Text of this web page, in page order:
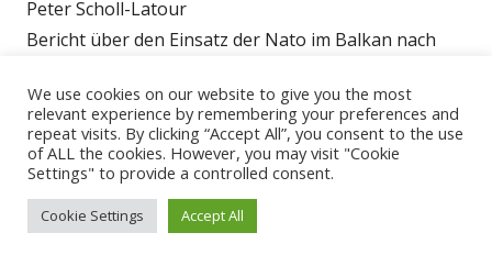
Peter Scholl-Latour
Bericht über den Einsatz der Nato im Balkan nach
We use cookies on our website to give you the most
relevant experience by remembering your preferences and
repeat visits. By clicking “Accept All”, you consent to the use
of ALL the cookies. However, you may visit "Cookie
Settings" to provide a controlled consent.
Cookie Settings Accept All